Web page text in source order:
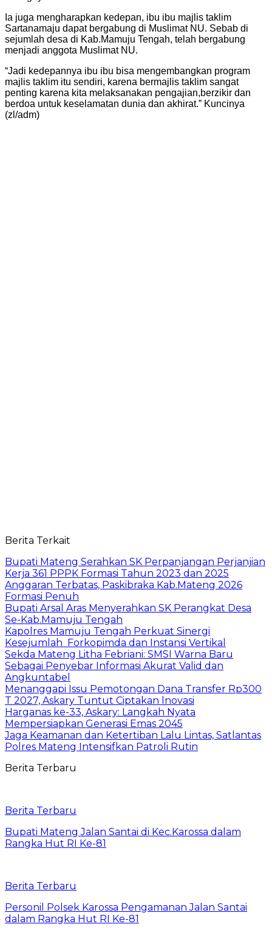
Ia juga mengharapkan kedepan, ibu ibu majlis taklim
Sartanamaju dapat bergabung di Muslimat NU. Sebab di
sejumlah desa di Kab.Mamuju Tengah, telah bergabung
menjadi anggota Muslimat NU.
“Jadi kedepannya ibu ibu bisa mengembangkan program
majlis taklim itu sendiri, karena bermajlis taklim sangat
penting karena kita melaksanakan pengajian,berzikir dan
berdoa untuk keselamatan dunia dan akhirat.” Kuncinya
(zl/adm)
Berita Terkait
Bupati Mateng Serahkan SK Perpanjangan Perjanjian
Kerja 361 PPPK Formasi Tahun 2023 dan 2025
Anggaran Terbatas, Paskibraka Kab.Mateng 2026
Formasi Penuh
Bupati Arsal Aras Menyerahkan SK Perangkat Desa
Se-Kab.Mamuju Tengah
Kapolres Mamuju Tengah Perkuat Sinergi
Kesejumlah Forkopimda dan Instansi Vertikal
Sekda Mateng Litha Febriani: SMSI Warna Baru
Sebagai Penyebar Informasi Akurat Valid dan
Angkuntabel
Menanggapi Issu Pemotongan Dana Transfer Rp300
T 2027, Askary Tuntut Ciptakan lnovasi
Harganas ke-33, Askary: Langkah Nyata
Mempersiapkan Generasi Emas 2045
Jaga Keamanan dan Ketertiban Lalu Lintas, Satlantas
Polres Mateng Intensifkan Patroli Rutin
Berita Terbaru
Berita Terbaru
Bupati Mateng Jalan Santai di Kec.Karossa dalam
Rangka Hut RI Ke-81
Berita Terbaru
Personil Polsek Karossa Pengamanan Jalan Santai
dalam Rangka Hut RI Ke-81